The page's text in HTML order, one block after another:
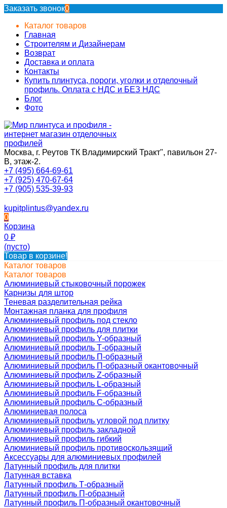
Заказать звонок0
Каталог товаров
Главная
Строителям и Дизайнерам
Возврат
Доставка и оплата
Контакты
Купить плинтуса, пороги, уголки и отделочный
профиль. Оплата с НДС и БЕЗ НДС
Блог
Фото
Москва, г. Реутов ТК Владимирский Тракт", павильон 27-
В, этаж-2.
+7 (495) 664-69-61
+7 (925) 470-67-64
+7 (905) 535-39-93
kupitplintus@yandex.ru
0
Корзина
0 ₽
(пусто)
Товар в корзине!
Каталог товаров
Каталог товаров
Алюминиевый стыковочный порожек
Карнизы для штор
Теневая разделительная рейка
Монтажная планка для профиля
Алюминиевый профиль под стекло
Алюминиевый профиль для плитки
Алюминиевый профиль Y-образный
Алюминиевый профиль Т-образный
Алюминиевый профиль П-образный
Алюминиевый профиль П-образный окантовочный
Алюминиевый профиль Z-образный
Алюминиевый профиль L-образный
Алюминиевый профиль F-образный
Алюминиевый профиль C-образный
Алюминиевая полоса
Алюминиевый профиль угловой под плитку
Алюминиевый профиль закладной
Алюминиевый профиль гибкий
Алюминиевый профиль противоскользящий
Аксессуары для алюминиевых профилей
Латунный профиль для плитки
Латунная вставка
Латунный профиль Т-образный
Латунный профиль П-образный
Латунный профиль П-образный окантовочный